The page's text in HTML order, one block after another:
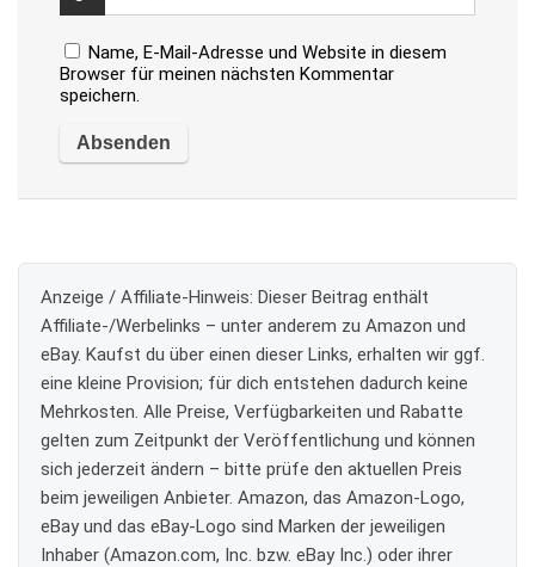
Name, E-Mail-Adresse und Website in diesem
Browser für meinen nächsten Kommentar
speichern.
Anzeige / Affiliate-Hinweis: Dieser Beitrag enthält
Affiliate-/Werbelinks – unter anderem zu Amazon und
eBay. Kaufst du über einen dieser Links, erhalten wir ggf.
eine kleine Provision; für dich entstehen dadurch keine
Mehrkosten. Alle Preise, Verfügbarkeiten und Rabatte
gelten zum Zeitpunkt der Veröffentlichung und können
sich jederzeit ändern – bitte prüfe den aktuellen Preis
beim jeweiligen Anbieter. Amazon, das Amazon-Logo,
eBay und das eBay-Logo sind Marken der jeweiligen
Inhaber (Amazon.com, Inc. bzw. eBay Inc.) oder ihrer